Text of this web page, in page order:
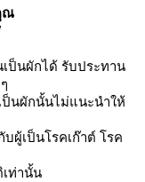
ณ
ป็นผักได้ รับประทาน
นผักนั้นไม่แนะนำให้
ผู้เป็นโรคเก๊าต์ โรค
ท่านั้น